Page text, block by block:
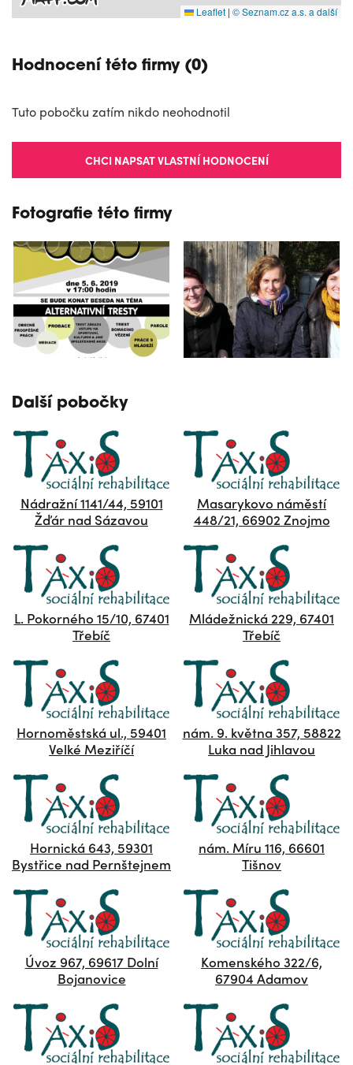
Leaflet | © Seznam.cz a.s. a další
Hodnocení této firmy (0)
Tuto pobočku zatím nikdo neohodnotil
CHCI NAPSAT VLASTNÍ HODNOCENÍ
Fotografie této firmy
Další pobočky
Nádražní 1141/44, 59101
Žďár nad Sázavou
Masarykovo náměstí
448/21, 66902 Znojmo
L. Pokorného 15/10, 67401
Třebíč
Mládežnická 229, 67401
Třebíč
Hornoměstská ul., 59401
Velké Meziříčí
nám. 9. května 357, 58822
Luka nad Jihlavou
Hornická 643, 59301
Bystřice nad Pernštejnem
nám. Míru 116, 66601
Tišnov
Úvoz 967, 69617 Dolní
Bojanovice
Komenského 322/6,
67904 Adamov